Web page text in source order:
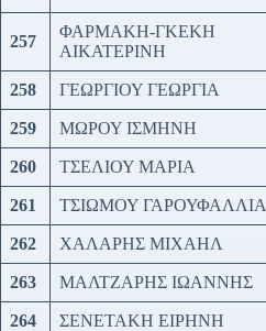
257
ΦΑΡΜΑΚΗ-ΓΚΕΚΗ
ΑΙΚΑΤΕΡΙΝΗ
258 ΓΕΩΡΓΙΟΥ ΓΕΩΡΓΙΑ
259 ΜΩΡΟΥ ΙΣΜΗΝΗ
260 ΤΣΕΛΙΟΥ ΜΑΡΙΑ
261 ΤΣΙΩΜΟΥ ΓΑΡΟΥΦΑΛΛΙΑ
262 ΧΑΛΑΡΗΣ ΜΙΧΑΗΛ
263 ΜΑΛΤΖΑΡΗΣ ΙΩΑΝΝΗΣ
264 ΣΕΝΕΤΑΚΗ ΕΙΡΗΝΗ